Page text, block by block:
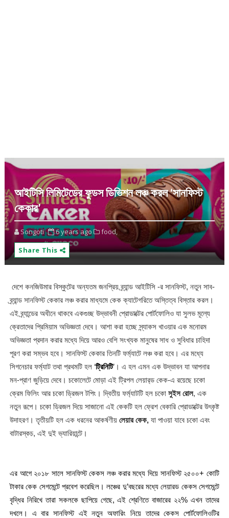
আইটিসি লিমিটেডের ফুডস ডিভিশন লঞ্চ করল ‘সানফিস্ট
কেকার’
Songoti 6 years ago
food,
Share This
দেশে কনজিউমার বিস্কুটের অন্যতম জনপ্রিয় ব্র্যান্ড আইটিসি -র সানফিস্ট, নতুন সাব-
ব্র্যান্ড সানফিস্ট কেকার লঞ্চ করার মাধ্যমে কেক ক্যাটেগরিতে অস্তিত্ব বিস্তার করল।
এই ব্র্যান্ডের অধীনে থাকবে একগুচ্ছ উদ্ভাবনী প্রোডাক্টের পোর্টফোলিও যা সুলভ মূল্যে
ক্রেতাদের প্রিমিয়াম অভিজ্ঞতা দেবে। আশা করা হচ্ছে স্ন্যাকস খাওয়ার এক মনোরম
অভিজ্ঞতা প্রদান করার মধ্যে দিয়ে আরও বেশি সংখ্যক মানুষের সাধ ও সুবিধার চাহিদা
পূরণ করা সম্ভব হবে। সানফিস্ট কেকার তিনটি ফর্ম্যাটে লঞ্চ করা হবে। এর মধ্যে
সিগনেচার ফর্ম্যাট তথা প্রথমটি হল ‘ট্রিনিটি’। এ হল এমন এক উদ্ভাবন যা আপনার
মন-প্রাণ জুড়িয়ে দেবে। চকোলেটে মোড়া এই ট্রিপল লেয়ার‌্ড কেক-এ রয়েছে চকো
ক্রেম ফিলিং আর চকো ড্রিজল টপিং। দ্বিতীয় ফর্ম্যাটটি হল চকো সুইস রোল, এক
নতুন রূপে। চকো ড্রিজল দিয়ে সাজানো এই কেকটি হল ফ্রেশ বেকারি প্রোডাক্টের উৎকৃষ্ট
উদাহরণ। তৃতীয়টি হল এক ধরনের আকর্ষণীয় লেয়ার কেক,যা পাওয়া যাবে চকো এবং
বাটারস্কচ, এই দুই ভ্যারিয়ান্টে।
এর আগে ২০১৮ সালে সানফিস্ট কেকস লঞ্চ করার মধ্যে দিয়ে সানফিস্ট ২৫০০+কোটি
টাকার কেক সেগমেন্টে প্রবেশ করেছিল। লঞ্চের দু’বছরের মধ্যে লেয়ার‌ড কেকস সেগমেন্টে
বৃদ্ধির নিরিখে তারা সকলকে ছাপিয়ে গেছে, এই শ্রেণিতে বাজারের ২২% এখন তাদের
দখলে। এ বার সানফিস্ট এই নতুন অফারিং নিয়ে তাদের কেকস পোর্টফোলিওটির